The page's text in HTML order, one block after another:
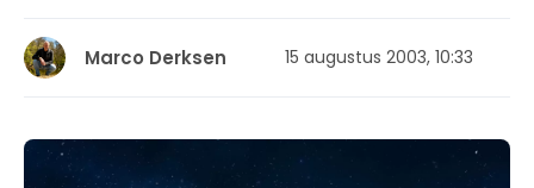
Marco Derksen 15 augustus 2003, 10:33